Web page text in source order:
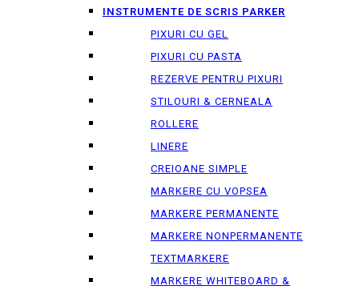
INSTRUMENTE DE SCRIS PARKER
PIXURI CU GEL
PIXURI CU PASTA
REZERVE PENTRU PIXURI
STILOURI & СERNEALA
ROLLERE
LINERE
CREIOANE SIMPLE
MARKERE CU VOPSEA
MARKERE PERMANENTE
MARKERE NONPERMANENTE
TEXTMARKERE
MARKERE WHITEBOARD &